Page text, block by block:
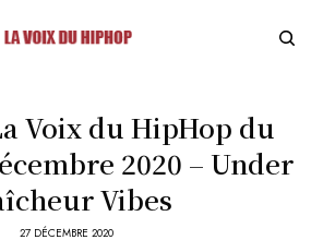
Voix du HipHop du
2020 – Under
Vibes
27 DÉCEMBRE 2020